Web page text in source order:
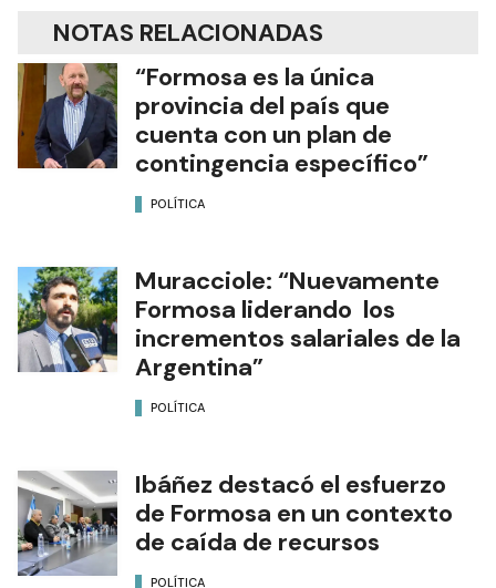
NOTAS RELACIONADAS
“Formosa es la única
provincia del país que
cuenta con un plan de
contingencia específico”
POLÍTICA
Muracciole: “Nuevamente
Formosa liderando los
incrementos salariales de la
Argentina”
POLÍTICA
Ibáñez destacó el esfuerzo
de Formosa en un contexto
de caída de recursos
POLÍTICA